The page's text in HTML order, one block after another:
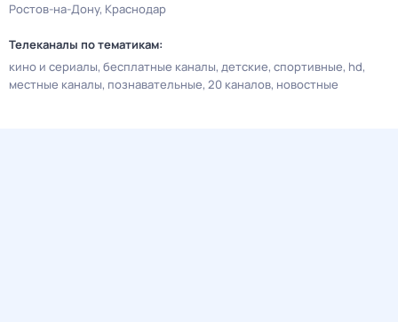
Ростов-на-Дону Краснодар
Телеканалы по тематикам:
кино и сериалы бесплатные каналы детские спортивные hd
местные каналы познавательные 20 каналов новостные